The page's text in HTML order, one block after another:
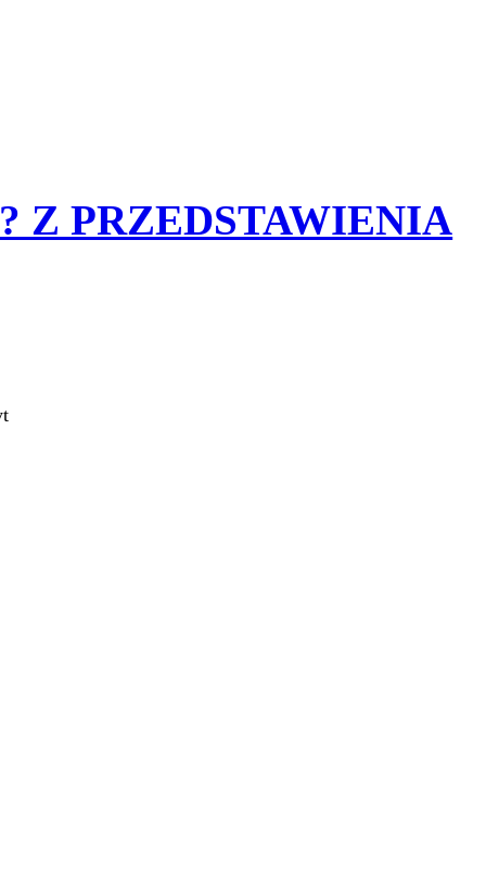
Z PRZEDSTAWIENIA